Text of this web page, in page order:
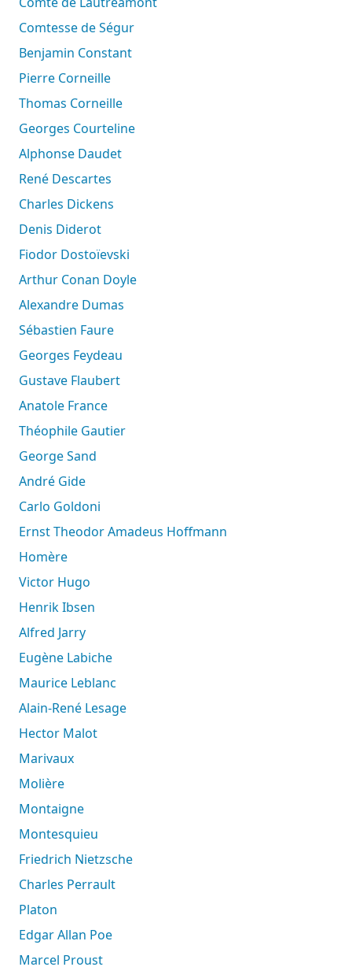
Comtesse de Ségur
Benjamin Constant
Pierre Corneille
Thomas Corneille
Georges Courteline
Alphonse Daudet
René Descartes
Charles Dickens
Denis Diderot
Fiodor Dostoïevski
Arthur Conan Doyle
Alexandre Dumas
Sébastien Faure
Georges Feydeau
Gustave Flaubert
Anatole France
Théophile Gautier
George Sand
André Gide
Carlo Goldoni
Ernst Theodor Amadeus Hoffmann
Homère
Victor Hugo
Henrik Ibsen
Alfred Jarry
Eugène Labiche
Maurice Leblanc
Alain-René Lesage
Hector Malot
Marivaux
Molière
Montaigne
Montesquieu
Friedrich Nietzsche
Charles Perrault
Platon
Edgar Allan Poe
Marcel Proust